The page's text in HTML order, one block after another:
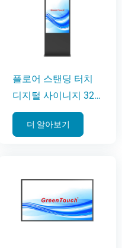
플로어 스탠딩 터치
디지털 사이니지 32-
65인치(6C 시리즈)
더 알아보기